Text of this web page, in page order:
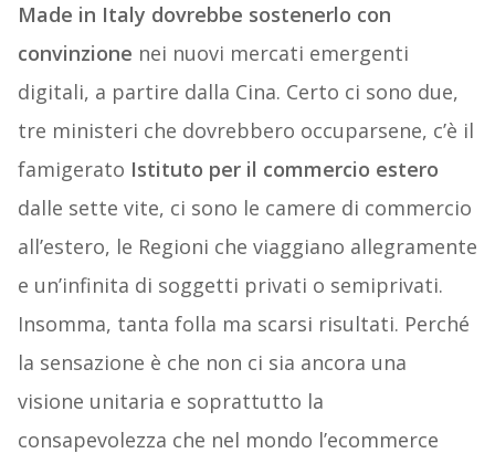
Made in Italy dovrebbe sostenerlo con
convinzione nei nuovi mercati emergenti
digitali, a partire dalla Cina. Certo ci sono due,
tre ministeri che dovrebbero occuparsene, c’è il
famigerato Istituto per il commercio estero
dalle sette vite, ci sono le camere di commercio
all’estero, le Regioni che viaggiano allegramente
e un’infinita di soggetti privati o semiprivati.
Insomma, tanta folla ma scarsi risultati. Perché
la sensazione è che non ci sia ancora una
visione unitaria e soprattutto la
consapevolezza che nel mondo l’ecommerce